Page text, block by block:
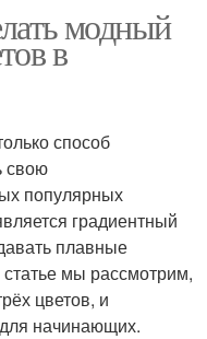
модный
в
способ
свою
популярных
градиентный
плавные
мы рассмотрим,
цветов, и
начинающих.